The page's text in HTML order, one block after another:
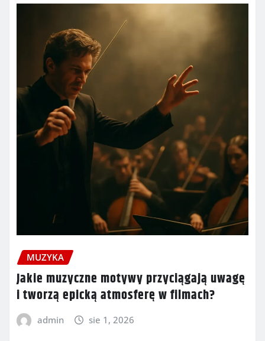
MUZYKA
Jakie muzyczne motywy przyciągają uwagę
i tworzą epicką atmosferę w filmach?
admin sie 1, 2026